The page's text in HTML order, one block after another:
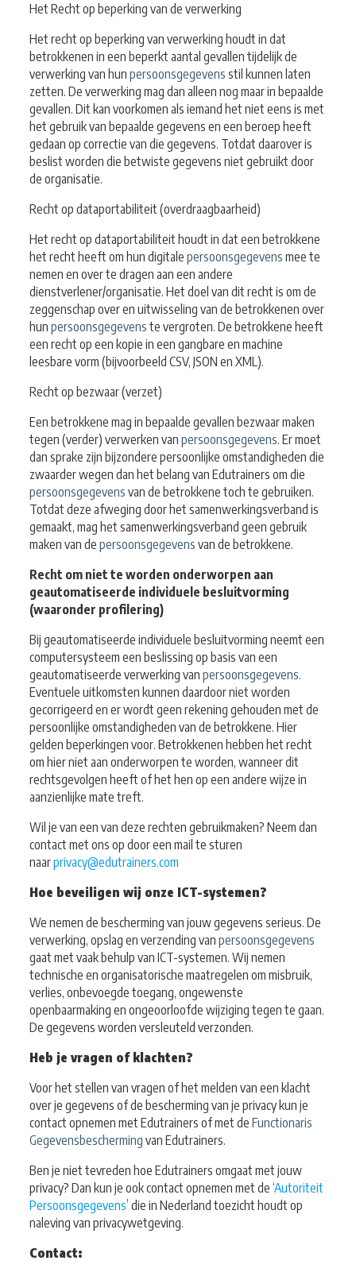
Het Recht op beperking van de verwerking
Het recht op beperking van verwerking houdt in dat
betrokkenen in een beperkt aantal gevallen tijdelijk de
verwerking van hun persoonsgegevens stil kunnen laten
zetten. De verwerking mag dan alleen nog maar in bepaalde
gevallen. Dit kan voorkomen als iemand het niet eens is met
het gebruik van bepaalde gegevens en een beroep heeft
gedaan op correctie van die gegevens. Totdat daarover is
beslist worden die betwiste gegevens niet gebruikt door
de organisatie.
Recht op dataportabiliteit (overdraagbaarheid)
Het recht op dataportabiliteit houdt in dat een betrokkene
het recht heeft om hun digitale persoonsgegevens mee te
nemen en over te dragen aan een andere
dienstverlener/organisatie. Het doel van dit recht is om de
zeggenschap over en uitwisseling van de betrokkenen over
hun persoonsgegevens te vergroten. De betrokkene heeft
een recht op een kopie in een gangbare en machine
leesbare vorm (bijvoorbeeld CSV, JSON en XML).
Recht op bezwaar (verzet)
Een betrokkene mag in bepaalde gevallen bezwaar maken
tegen (verder) verwerken van persoonsgegevens. Er moet
dan sprake zijn bijzondere persoonlijke omstandigheden die
zwaarder wegen dan het belang van Edutrainers om die
persoonsgegevens van de betrokkene toch te gebruiken.
Totdat deze afweging door het samenwerkingsverband is
gemaakt, mag het samenwerkingsverband geen gebruik
maken van de persoonsgegevens van de betrokkene.
Recht om niet te worden onderworpen aan
geautomatiseerde individuele besluitvorming
(waaronder profilering)
Bij geautomatiseerde individuele besluitvorming neemt een
computersysteem een beslissing op basis van een
geautomatiseerde verwerking van persoonsgegevens.
Eventuele uitkomsten kunnen daardoor niet worden
gecorrigeerd en er wordt geen rekening gehouden met de
persoonlijke omstandigheden van de betrokkene. Hier
gelden beperkingen voor. Betrokkenen hebben het recht
om hier niet aan onderworpen te worden, wanneer dit
rechtsgevolgen heeft of het hen op een andere wijze in
aanzienlijke mate treft.
Wil je van een van deze rechten gebruikmaken? Neem dan
contact met ons op door een mail te sturen
naarprivacy@edutrainers.com
Hoe beveiligen wij onze ICT-systemen?
We nemen de bescherming van jouw gegevens serieus. De
verwerking, opslag en verzending van persoonsgegevens
gaat met vaak behulp van ICT-systemen. Wij nemen
technische en organisatorische maatregelen om misbruik,
verlies, onbevoegde toegang, ongewenste
openbaarmaking en ongeoorloofde wijziging tegen te gaan.
De gegevens worden versleuteld verzonden.
Heb je vragen of klachten?
Voor het stellen van vragen of het melden van een klacht
over je gegevens of de bescherming van je privacy kun je
contact opnemen met Edutrainers of met de Functionaris
Gegevensbescherming van Edutrainers.
Ben je niet tevreden hoe Edutrainers omgaat met jouw
privacy? Dan kun je ook contact opnemen met de ‘Autoriteit
Persoonsgegevens’ die in Nederland toezicht houdt op
naleving van privacywetgeving.
Contact: